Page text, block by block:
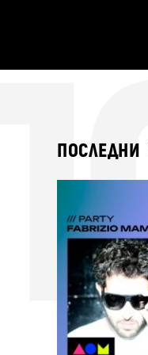
ПОСЛЕДНИ